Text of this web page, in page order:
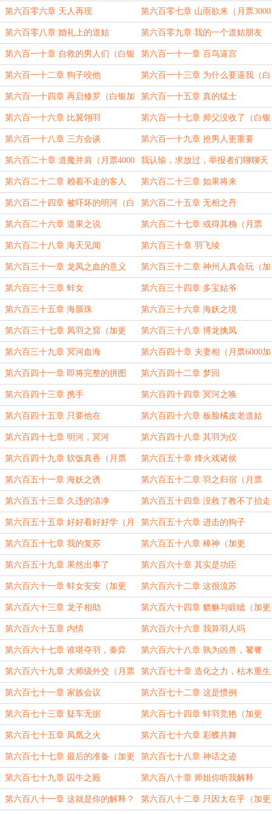
第六百零六章 天人再现 第六百零七章 山雨欲来（月票3000
加更）
第六百零八章 婚礼上的道姑 第六百零九章 我的一个道姑朋友
第六百一十章 自救的男人们（白银
加更2/10）
第六百一十一章 百鸟逼宫
第六百一十二章 狗子咬他 第六百一十三章 为什么要逼我（白
银加更3/20）
第六百一十四章 再启修罗（白银加
更4/20）
第六百一十五章 真的猛士
第六百一十六章 比翼翎羽 第六百一十七章 师父没收了（白银
加更5/20）
第六百一十八章 三方会谈 第六百一十九章 抢男人更重要
第六百二十章 道魔并肩（月票4000
加更）
我认输，求放过，举报者们聊聊天
吧
第六百二十二章 赖着不走的客人 第六百二十三章 如果将来
第六百二十四章 被吓坏的明河（白
银加更7/30）
第六百二十五章 无相之丹
第六百二十六章 道果之说 第六百二十七章 或得其桷（月票
5000加更）
第六百二十八章 海天见闻 第六百三十章 羽飞绫
第六百三十一章 龙凤之血的意义 第六百三十二章 神州人真会玩（加
更8/32）
第六百三十三章 蚌女 第六百三十四章 多宝姑爷
第六百三十五章 海蜃珠 第六百三十六章 海妖之境
第六百三十七章 凤羽之窟（加更
9/32）
第六百三十八章 博龙擒凤
第六百三十九章 冥河血海 第六百四十章 夫妻相（月票6000加
更）
第六百四十一章 即将完整的拼图 第六百四十二章 梦回
第六百四十三章 携手 第六百四十四章 冥河之唤
第六百四十五章 只要他在 第六百四十六章 板脸橘皮老道姑
第六百四十七章 明河，冥河 第六百四十八章 其羽为仪
第六百四十九章 软饭真香（月票
7000加更）
第六百五十章 烽火戏诸侯
第六百五十一章 海妖之诱 第六百五十二章 羽之归宿（月票
8000加更）
第六百五十三章 久违的清净 第六百五十四章 没救了教不了抬走
吧
第六百五十五章 好好看好好学（月
票1000加更）
第六百五十六章 进击的狗子
第六百五十七章 我的复苏 第六百五十八章 棒神（加更
10/76）
第六百五十九章 果然出事了 第六百六十章 其实是功臣
第六百六十一章 蚌女安安（加更
11/76）
第六百六十二章 这很流苏
第六百六十三章 龙子相助 第六百六十四章 貔貅与睚眦（加更
12/76）
第六百六十五章 内情 第六百六十六章 我算羽人吗
第六百六十七章 谁堪夺羽，秦弈
VS貔貅
第六百六十八章 孰为凶兽，饕餮
VS睚眦
第六百六十九章 大师级外交（月票
2000加更）
第六百七十章 造化之力，枯木重生
第六百七十一章 家族会议 第六百七十二章 这是惯例
第六百七十三章 疑车无据 第六百七十四章 蚌羽竞艳（加更
13/77）
第六百七十五章 凤凰之火 第六百七十六章 彩蝶共舞
第六百七十七章 最后的准备（加更
14/79）
第六百七十八章 神话之迹
第六百七十九章 囚牛之殿 第六百八十章 师姐你听我解释
第六百八十一章 这就是你的解释？ 第六百八十二章 只因太在乎（加更